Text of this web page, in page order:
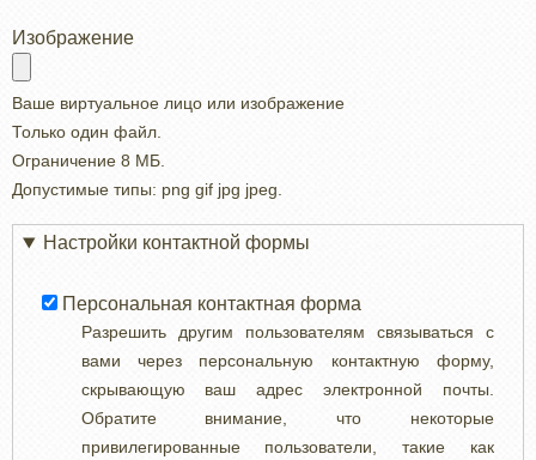
Изображение
Ваше виртуальное лицо или изображение
Только один файл.
Ограничение 8 МБ.
Допустимые типы: png gif jpg jpeg.
Настройки контактной формы
Персональная контактная форма
Разрешить другим пользователям связываться с
вами через персональную контактную форму,
скрывающую ваш адрес электронной почты.
Обратите внимание, что некоторые
привилегированные пользователи, такие как